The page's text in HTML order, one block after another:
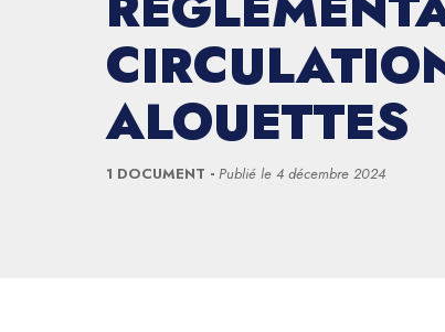
ALOUETTES
1 DOCUMENT Publié le 4 décembre 2024